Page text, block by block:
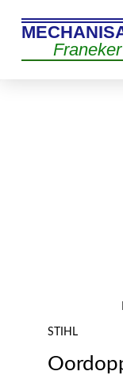
Franeker
STIHL